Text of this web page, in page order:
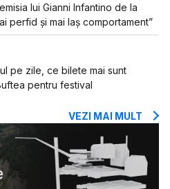
lui Gianni Infantino de la
perfid și mai laș comportament”
pe zile, ce bilete mai sunt
pentru festival
VEZI MAI MULT